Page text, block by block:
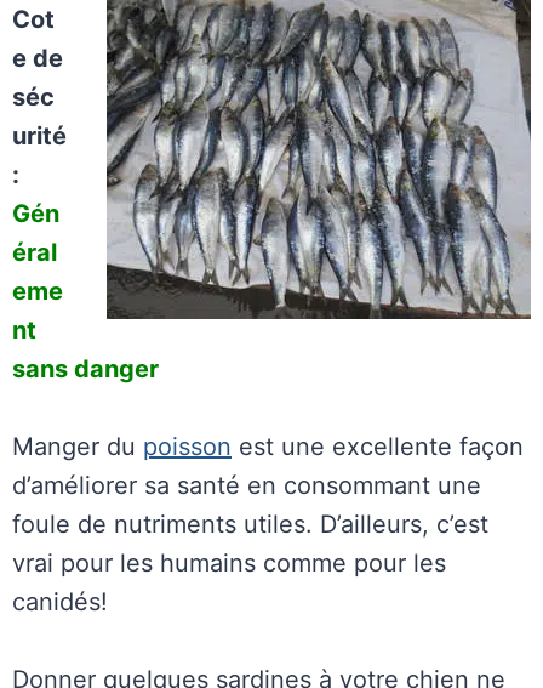
Cot
e de
séc
urité
:
Gén
éral
eme
nt
sans danger
Manger du poisson est une excellente façon
d’améliorer sa santé en consommant une
foule de nutriments utiles. D’ailleurs, c’est
vrai pour les humains comme pour les
canidés!
Donner quelques sardines à votre chien ne